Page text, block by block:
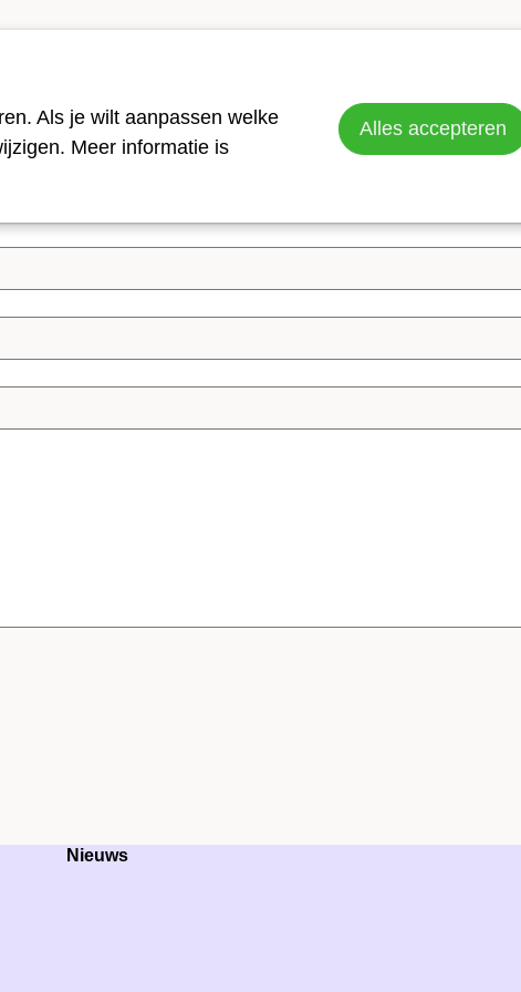
Als je wilt aanpassen welke
Meer informatie is
Alles accepteren
U krijgt binnen 5 werkdagen een reactie op uw bericht.
Nieuws